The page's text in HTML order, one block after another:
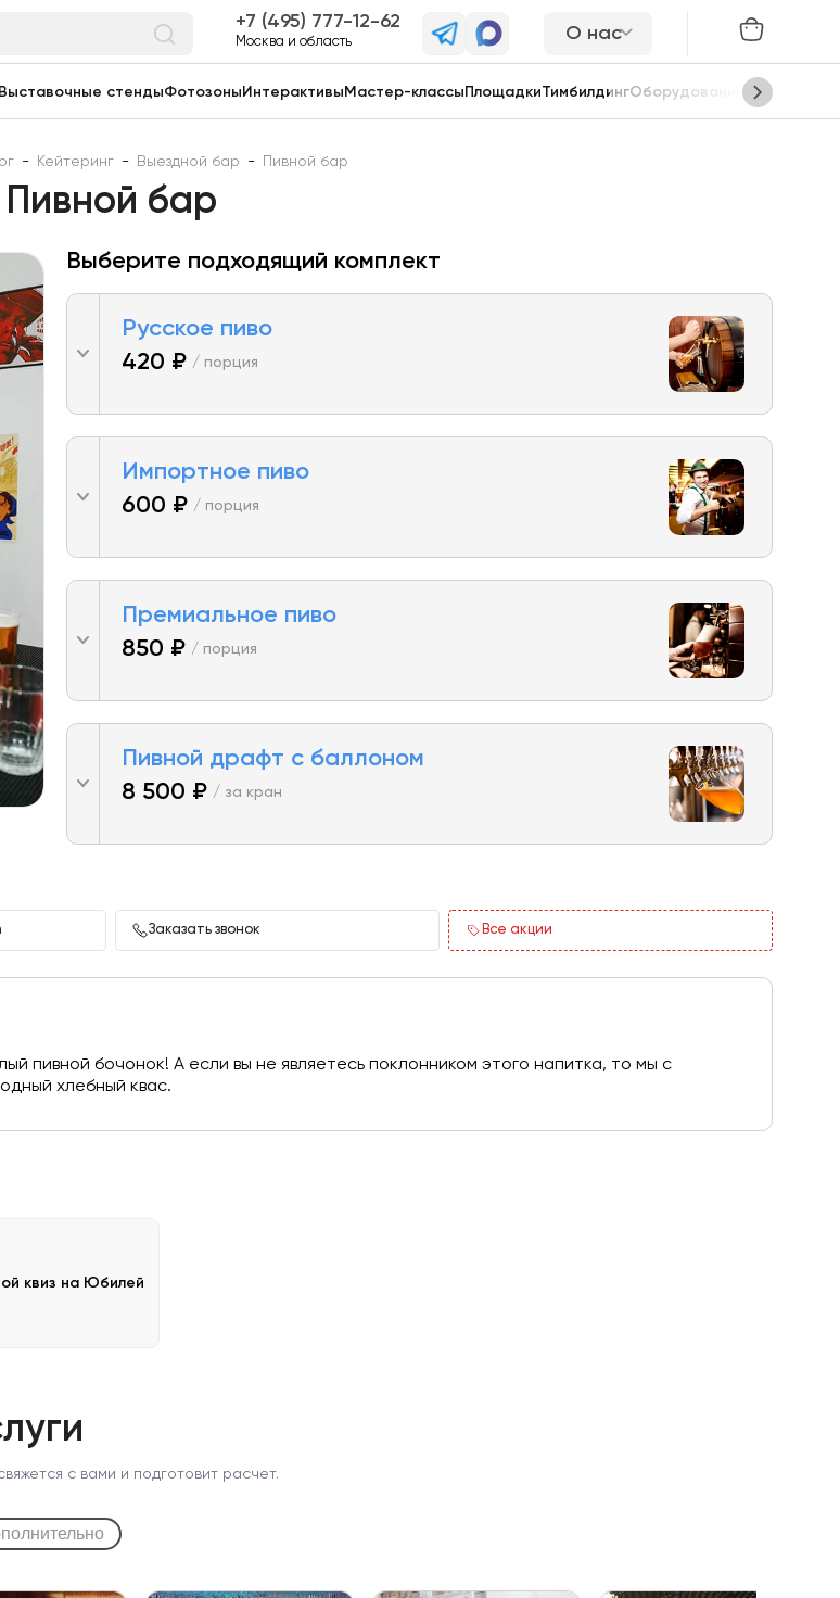
7 (495) 777-12-62
Москва и область О нас
Выставочные стендыФотозоны Интерактивы Мастер-классы ПлощадкиТимбилдингОборудование Сцены
- Кейтеринг - Выездной бар - Пивной бар
Пивной бар
Выберите подходящий комплект
Русское пиво
420 ₽ / порция
Импортное пиво
600 ₽ / порция
Премиальное пиво
850 ₽ / порция
Пивной драфт с баллоном
8 500 ₽ / за кран
Заказать звонок Все акции
пивной бочонок! А если вы не являетесь поклонником этого напитка, то мы с
хлебный квас.
квиз на Юбилей
с вами и подготовит расчет.